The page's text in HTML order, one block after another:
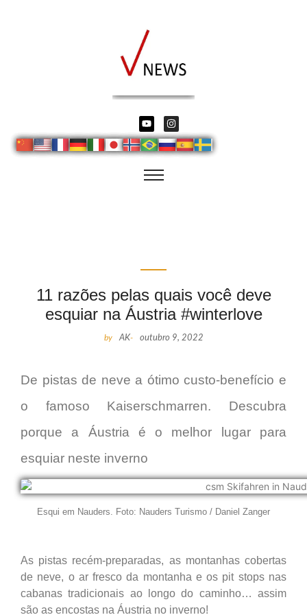
11 razões pelas quais você deve
esquiar na Áustria #winterlove
by AK- outubro 9, 2022
De pistas de neve a ótimo custo-benefício e
o famoso Kaiserschmarren. Descubra
porque a Áustria é o melhor lugar para
esquiar neste inverno
Esqui em Nauders. Foto: Nauders Turismo / Daniel Zanger
As pistas recém-preparadas, as montanhas cobertas
de neve, o ar fresco da montanha e os pit stops nas
cabanas tradicionais ao longo do caminho… assim
são as encostas na Áustria no inverno!